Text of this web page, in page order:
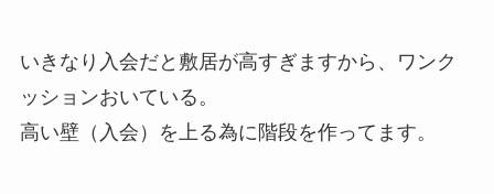
いきなり入会だと敷居が高すぎますから、ワンク
ッションおいている。
高い壁（入会）を上る為に階段を作ってます。